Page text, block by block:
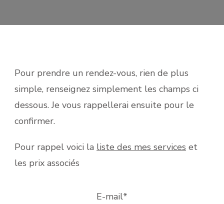
Pour prendre un rendez-vous, rien de plus
simple, renseignez simplement les champs ci
dessous. Je vous rappellerai ensuite pour le
confirmer.
Pour rappel voici la liste des mes services et
les prix associés
E-mail*